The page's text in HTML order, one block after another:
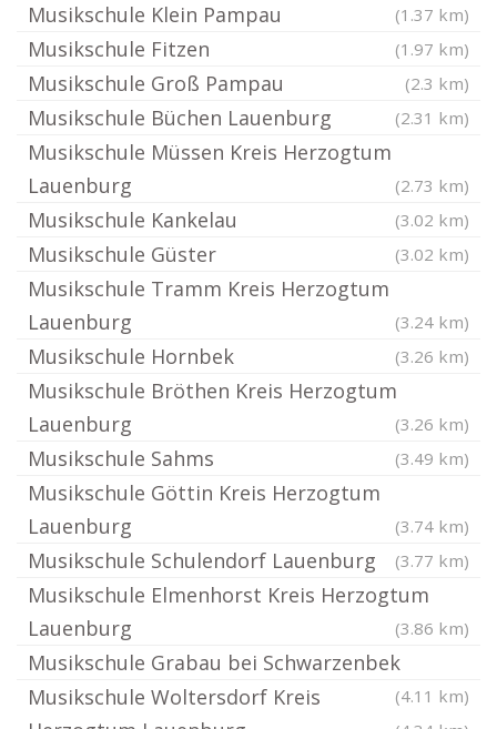
Musikschule Klein Pampau (1.37 km)
Musikschule Fitzen (1.97 km)
Musikschule Groß Pampau (2.3 km)
Musikschule Büchen Lauenburg (2.31 km)
Musikschule Müssen Kreis Herzogtum
Lauenburg
(2.73 km)
Musikschule Kankelau (3.02 km)
Musikschule Güster (3.02 km)
Musikschule Tramm Kreis Herzogtum
Lauenburg
(3.24 km)
Musikschule Hornbek (3.26 km)
Musikschule Bröthen Kreis Herzogtum
Lauenburg
(3.26 km)
Musikschule Sahms (3.49 km)
Musikschule Göttin Kreis Herzogtum
Lauenburg
(3.74 km)
Musikschule Schulendorf Lauenburg (3.77 km)
Musikschule Elmenhorst Kreis Herzogtum
Lauenburg
(3.86 km)
Musikschule Grabau bei Schwarzenbek
(4.11 km)
Musikschule Woltersdorf Kreis